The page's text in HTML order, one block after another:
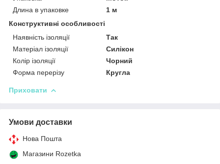
Длина в упаковке
1 м
Конструктивні особливості
Наявність ізоляції
Так
Матеріал ізоляції
Силікон
Колір ізоляції
Чорний
Форма перерізу
Кругла
Приховати
Умови доставки
Нова Пошта
Магазини Rozetka